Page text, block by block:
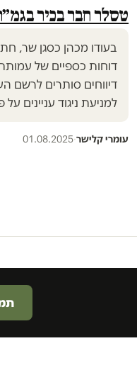
טסלר חבר בכיר
בעודו מכהן כסגן שר,
דוחות כספיים של
דיווחים סותרים לרשם
למניעת ניגוד עניינים
עומרי קלישר·
01.08.2025